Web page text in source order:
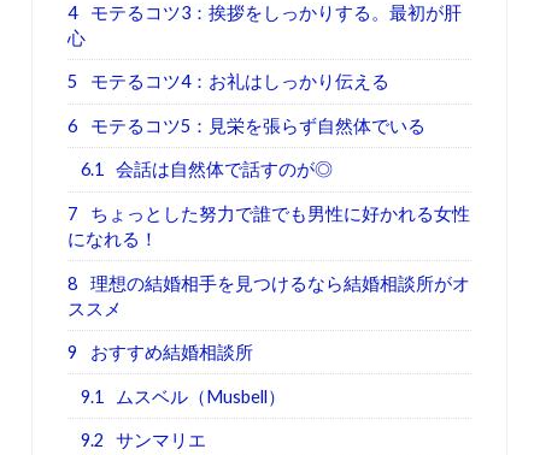
4
モテるコツ3：挨拶をしっかりする。最初が肝
心
5 モテるコツ4：お礼はしっかり伝える
6 モテるコツ5：見栄を張らず自然体でいる
6.1 会話は自然体で話すのが◎
7
ちょっとした努力で誰でも男性に好かれる女性
になれる！
8
理想の結婚相手を見つけるなら結婚相談所がオ
ススメ
9 おすすめ結婚相談所
9.1 ムスベル（Musbell）
9.2 サンマリエ